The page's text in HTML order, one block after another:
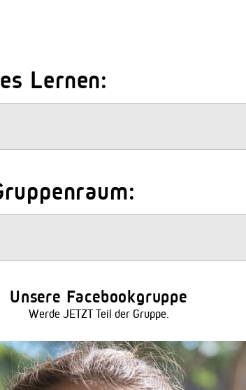
Lernen:
Unsere Facebookgruppe
Werde JETZT Teil der Gruppe.